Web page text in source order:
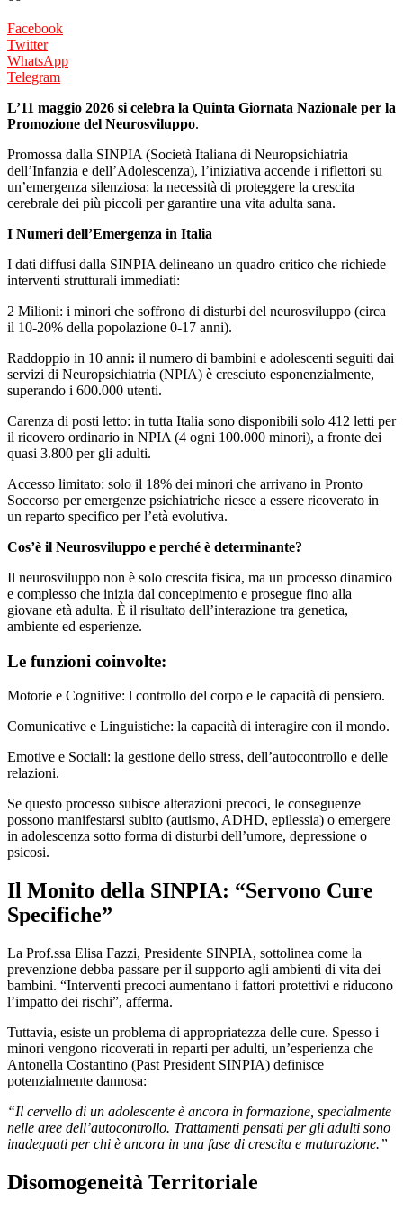
Facebook
Twitter
WhatsApp
Telegram
L’11 maggio 2026 si celebra la Quinta Giornata Nazionale per la
Promozione del Neurosviluppo.
Promossa dalla SINPIA (Società Italiana di Neuropsichiatria
dell’Infanzia e dell’Adolescenza), l’iniziativa accende i riflettori su
un’emergenza silenziosa: la necessità di proteggere la crescita
cerebrale dei più piccoli per garantire una vita adulta sana.
I Numeri dell’Emergenza in Italia
I dati diffusi dalla SINPIA delineano un quadro critico che richiede
interventi strutturali immediati:
2 Milioni: i minori che soffrono di disturbi del neurosviluppo (circa
il 10-20% della popolazione 0-17 anni).
Raddoppio in 10 anni: il numero di bambini e adolescenti seguiti dai
servizi di Neuropsichiatria (NPIA) è cresciuto esponenzialmente,
superando i 600.000 utenti.
Carenza di posti letto: in tutta Italia sono disponibili solo 412 letti per
il ricovero ordinario in NPIA (4 ogni 100.000 minori), a fronte dei
quasi 3.800 per gli adulti.
Accesso limitato: solo il 18% dei minori che arrivano in Pronto
Soccorso per emergenze psichiatriche riesce a essere ricoverato in
un reparto specifico per l’età evolutiva.
Cos’è il Neurosviluppo e perché è determinante?
Il neurosviluppo non è solo crescita fisica, ma un processo dinamico
e complesso che inizia dal concepimento e prosegue fino alla
giovane età adulta. È il risultato dell’interazione tra genetica,
ambiente ed esperienze.
Le funzioni coinvolte:
Motorie e Cognitive: l controllo del corpo e le capacità di pensiero.
Comunicative e Linguistiche: la capacità di interagire con il mondo.
Emotive e Sociali: la gestione dello stress, dell’autocontrollo e delle
relazioni.
Se questo processo subisce alterazioni precoci, le conseguenze
possono manifestarsi subito (autismo, ADHD, epilessia) o emergere
in adolescenza sotto forma di disturbi dell’umore, depressione o
psicosi.
Il Monito della SINPIA: “Servono Cure
Specifiche”
La Prof.ssa Elisa Fazzi, Presidente SINPIA, sottolinea come la
prevenzione debba passare per il supporto agli ambienti di vita dei
bambini. “Interventi precoci aumentano i fattori protettivi e riducono
l’impatto dei rischi”, afferma.
Tuttavia, esiste un problema di appropriatezza delle cure. Spesso i
minori vengono ricoverati in reparti per adulti, un’esperienza che
Antonella Costantino (Past President SINPIA) definisce
potenzialmente dannosa:
“Il cervello di un adolescente è ancora in formazione, specialmente
nelle aree dell’autocontrollo. Trattamenti pensati per gli adulti sono
inadeguati per chi è ancora in una fase di crescita e maturazione.”
Disomogeneità Territoriale